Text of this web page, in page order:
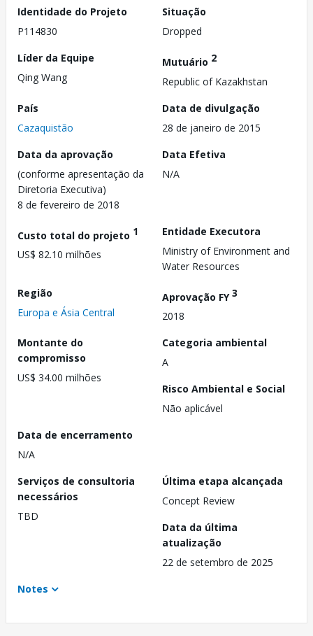
Identidade do Projeto
P114830
Situação
Dropped
Líder da Equipe
Qing Wang
Mutuário 2
Republic of Kazakhstan
País
Cazaquistão
Data de divulgação
28 de janeiro de 2015
Data da aprovação
(conforme apresentação da
Diretoria Executiva)
8 de fevereiro de 2018
Data Efetiva
N/A
Custo total do projeto 1
US$ 82.10 milhões
Entidade Executora
Ministry of Environment and
Water Resources
Região
Europa e Ásia Central
Aprovação FY3
2018
Montante do
compromisso
US$ 34.00 milhões
Categoria ambiental
A
Risco Ambiental e Social
Não aplicável
Data de encerramento
N/A
Serviços de consultoria
necessários
TBD
Última etapa alcançada
Concept Review
Data da última
atualização
22 de setembro de 2025
Notes